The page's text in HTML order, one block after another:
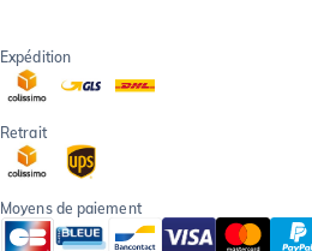
Expédition
Retrait
Moyens de paiement